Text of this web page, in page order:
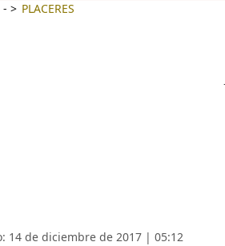
- PLACERES
14 de diciembre de 2017 | 05:12